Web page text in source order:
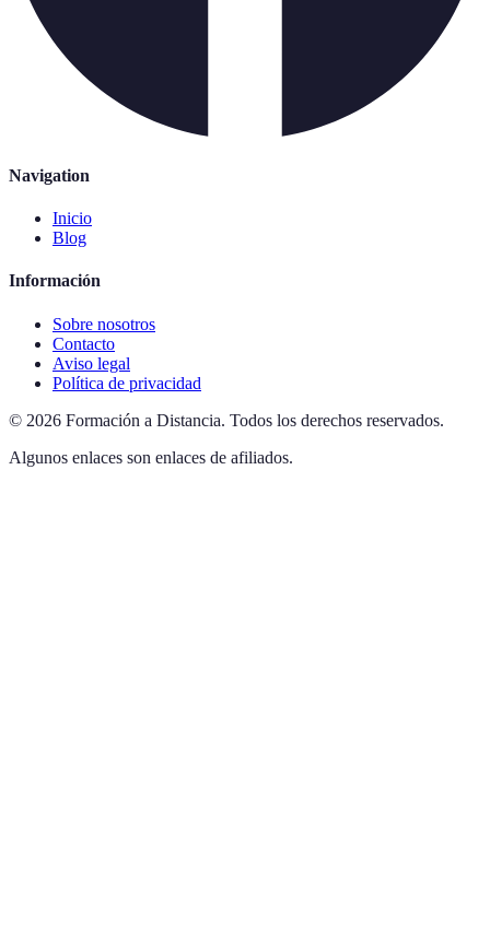
Navigation
Inicio
Blog
Información
Sobre nosotros
Contacto
Aviso legal
Política de privacidad
© 2026 Formación a Distancia. Todos los derechos reservados.
Algunos enlaces son enlaces de afiliados.